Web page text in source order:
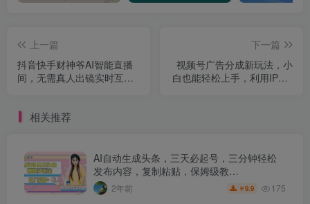
上一篇
抖音快手财神爷AI智能直播
间，无需真人出镜实时互
下一篇
视频号广告分成新玩法，小
白也能轻松上手，利用IP+AI
相关推荐
AI自动生成头条，三天必起号，三分钟轻松
发布内容，复制粘贴，保姆级教…
2年前 ￥9.9 175